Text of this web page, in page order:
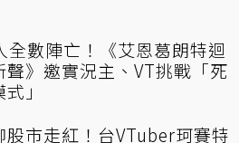
全數陣亡！《艾恩葛朗特迴
聲》邀實況主、VT挑戰「死
」
股市走紅！台VTuber珂賽特